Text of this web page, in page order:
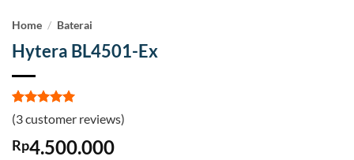
Home / Baterai
Hytera BL4501-Ex
Rated5
out of 5
based on
3
customer
(3customer reviews)
Rp4.500.000